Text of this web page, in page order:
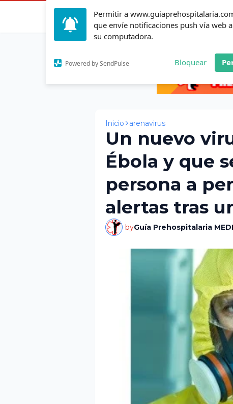
Permitir a
que envíe notificaciones push vía web a
su computadora.
Powered by SendPulse Bloquear
Inicio
Inicio arenavirus
Un nuevo
Ébola y que
persona a
alertas tras
byGuía Prehospitalaria